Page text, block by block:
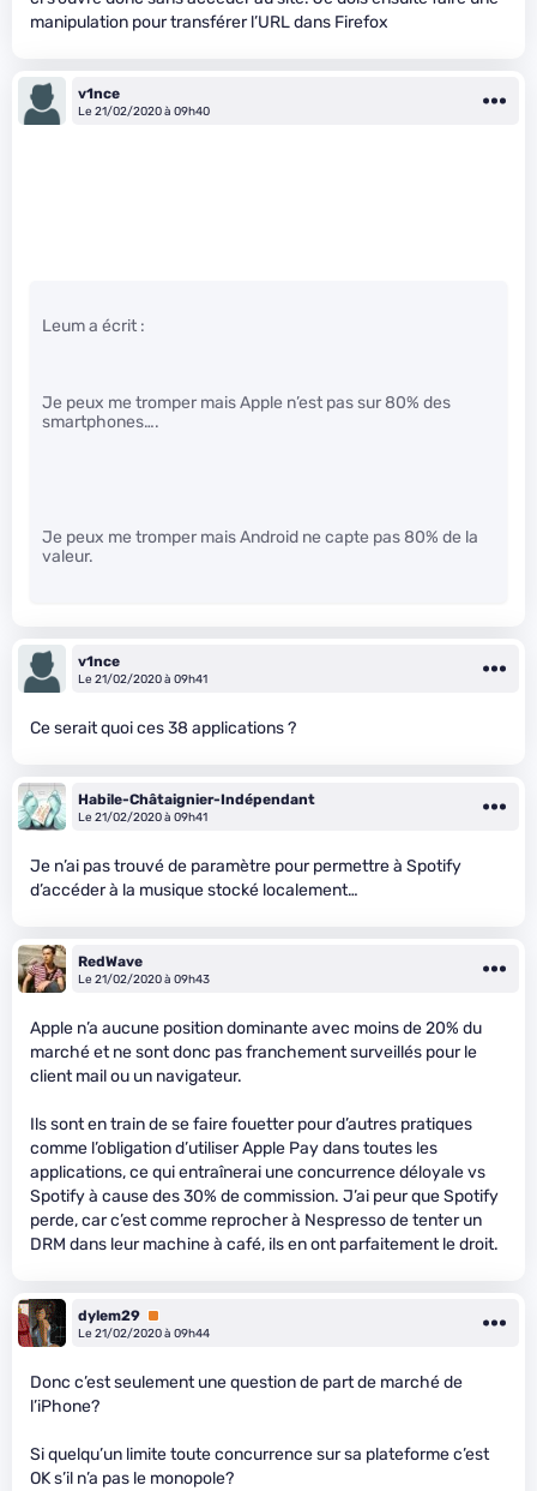
manipulation pour transférer l’URL dans Firefox
v1nce
Le 21/02/2020 à 09h40
Leum a écrit :
Je peux me tromper mais Apple n’est pas sur 80% des
smartphones….
Je peux me tromper mais Android ne capte pas 80% de la
valeur.
v1nce
Le 21/02/2020 à 09h41
Ce serait quoi ces 38 applications ?
Habile-Châtaignier-Indépendant
Le 21/02/2020 à 09h41
Je n’ai pas trouvé de paramètre pour permettre à Spotify
d’accéder à la musique stocké localement…
RedWave
Le 21/02/2020 à 09h43
Apple n’a aucune position dominante avec moins de 20% du
marché et ne sont donc pas franchement surveillés pour le
client mail ou un navigateur.
Ils sont en train de se faire fouetter pour d’autres pratiques
comme l’obligation d’utiliser Apple Pay dans toutes les
applications, ce qui entraînerai une concurrence déloyale vs
Spotify à cause des 30% de commission. J’ai peur que Spotify
perde, car c’est comme reprocher à Nespresso de tenter un
DRM dans leur machine à café, ils en ont parfaitement le droit.
dylem29 Premium
Le 21/02/2020 à 09h44
Donc c’est seulement une question de part de marché de
l’iPhone?
Si quelqu’un limite toute concurrence sur sa plateforme c’est
OK s’il n’a pas le monopole?